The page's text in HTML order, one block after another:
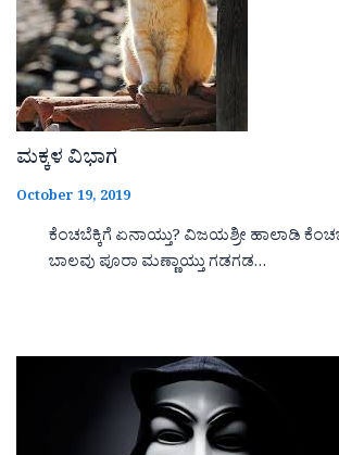
ಮಕ್ಕಳ ವಿಭಾಗ
October 19, 2019
ಕೆಂಚಬೆಕ್ಕಿಗೆ ಏನಾಯ್ತು? ವಿಜಯಶ್ರೀ ಹಾಲಾಡಿ
ಬಾಲವು ಪೂರಾ ಮಣ್ಣಾಯ್ತು ಗಡಗಡ…